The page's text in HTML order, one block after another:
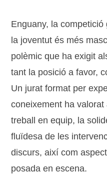
Enguany, la
la joventut és més
polèmic que ha exigit
tant la posició a favor,
Un jurat format per
coneixement ha
treball en equip, la
fluïdesa de les
discurs, així com
posada en escena.